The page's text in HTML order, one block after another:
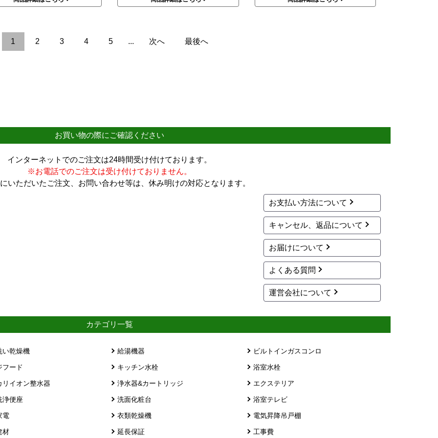
1 2 3 4 5 ... 次へ 最後へ
お買い物の際にご確認ください
インターネットでのご注文は24時間受け付けております。
※お電話でのご注文は受け付けておりません。
いただいたご注文、お問い合わせ等は、休み明けの対応となります。
お支払い方法について
キャンセル、返品について
お届けについて
よくある質問
運営会社について
カテゴリ一覧
い乾燥機 給湯機器 ビルトインガスコンロ
フード キッチン水栓 浴室水栓
リイオン整水器 浄水器&カートリッジ エクステリア
浄便座 洗面化粧台 浴室テレビ
電 衣類乾燥機 電気昇降吊戸棚
材 延長保証 工事費